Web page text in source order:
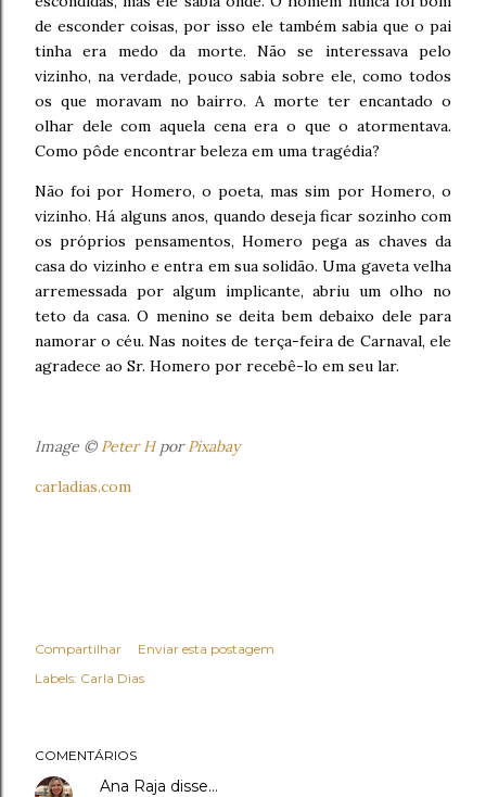
de esconder coisas, por isso ele também sabia que o pai
tinha era medo da morte. Não se interessava pelo
vizinho, na verdade, pouco sabia sobre ele, como todos
os que moravam no bairro. A morte ter encantado o
olhar dele com aquela cena era o que o atormentava.
Como pôde encontrar beleza em uma tragédia?
Não foi por Homero, o poeta, mas sim por Homero, o
vizinho. Há alguns anos, quando deseja ficar sozinho com
os próprios pensamentos, Homero pega as chaves da
casa do vizinho e entra em sua solidão. Uma gaveta velha
arremessada por algum implicante, abriu um olho no
teto da casa. O menino se deita bem debaixo dele para
namorar o céu. Nas noites de terça-feira de Carnaval, ele
agradece ao Sr. Homero por recebê-lo em seu lar.
Image © Peter Hpor Pixabay
carladias.com
Compartilhar
Enviar esta postagem
Labels: Carla Dias
COMENTÁRIOS
Ana Raja disse…